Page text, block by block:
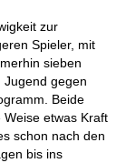
zur
Spieler, mit
sieben
Jugend gegen
Beide
etwas Kraft
schon nach den
bis ins